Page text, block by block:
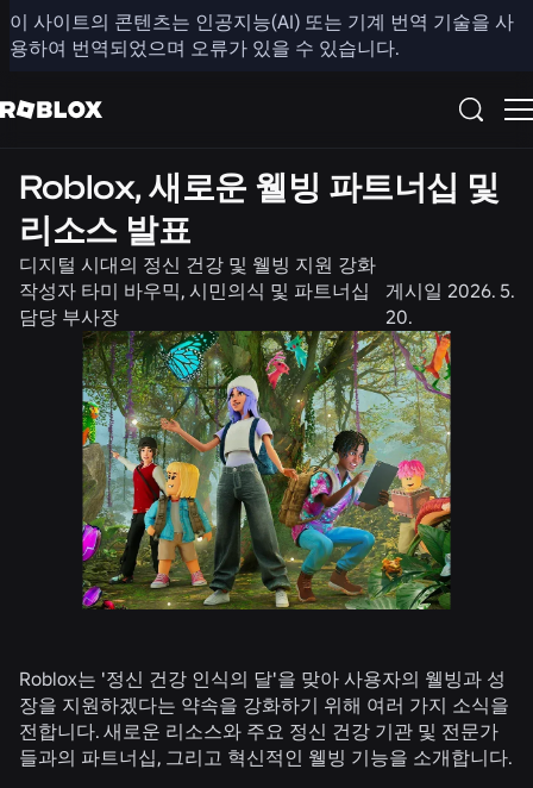
이 사이트의 콘텐츠는 인공지능(AI) 또는 기계 번역 기술을 사
용하여 번역되었으며 오류가 있을 수 있습니다.
공유
뉴스
Roblox, 새로운 웰빙 파트너십 및
리소스 발표
디지털 시대의 정신 건강 및 웰빙 지원 강화
작성자 타미 바우믹, 시민의식 및 파트너십
담당 부사장
게시일 2026. 5.
20.
Roblox는 '정신 건강 인식의 달'을 맞아 사용자의 웰빙과 성
장을 지원하겠다는 약속을 강화하기 위해 여러 가지 소식을
전합니다. 새로운 리소스와 주요 정신 건강 기관 및 전문가
들과의 파트너십, 그리고 혁신적인 웰빙 기능을 소개합니다.